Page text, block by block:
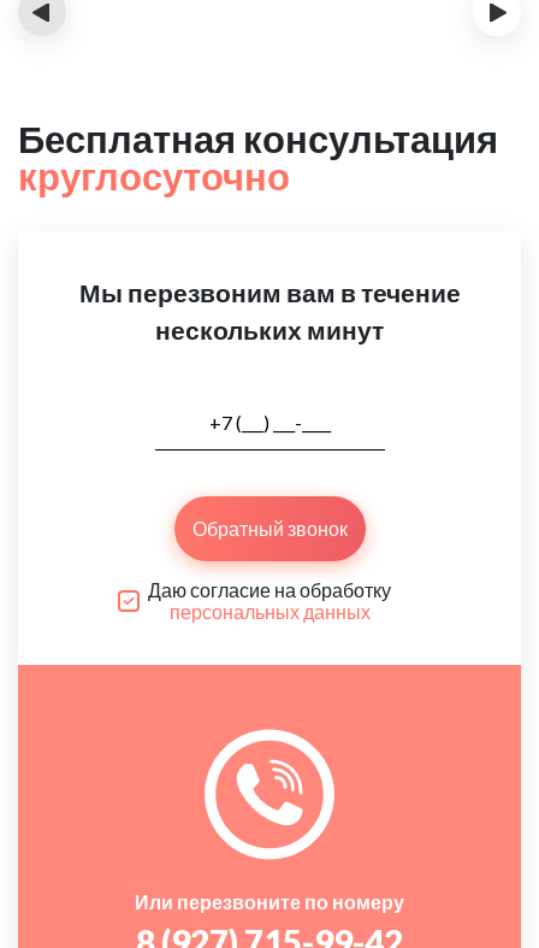
‹ ›
Бесплатная консультация
круглосуточно
Мы перезвоним вам в течение
нескольких минут
Обратный звонок
Даю согласие на обработку
персональных данных
Или перезвоните по номеру